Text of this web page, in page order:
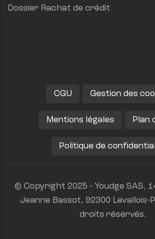
Dossier Rachat de crédit
CGU Gestion des
Mentions légales Plan
Politique de
© Copyright 2025 - Youdge SAS,
Jeanne Bassot, 92300 Levallois-
droits réservés.